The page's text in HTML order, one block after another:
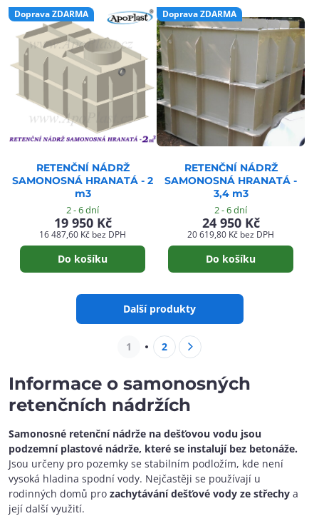
Doprava ZDARMA
RETENČNÍ NÁDRŽ
SAMONOSNÁ HRANATÁ - 2
m3
2 - 6 dní
19 950 Kč
16 487,60 Kč bez DPH
Do košíku
Doprava ZDARMA
RETENČNÍ NÁDRŽ
SAMONOSNÁ HRANATÁ -
3,4 m3
2 - 6 dní
24 950 Kč
20 619,80 Kč bez DPH
Do košíku
Další produkty
1 2
Informace o samonosných
retenčních nádržích
Samonosné retenční nádrže na dešťovou vodu jsou
podzemní plastové nádrže, které se instalují bez betonáže.
Jsou určeny pro pozemky se stabilním podložím, kde není
vysoká hladina spodní vody. Nejčastěji se používají u
rodinných domů pro zachytávání dešťové vody ze střechy a
její další využití.